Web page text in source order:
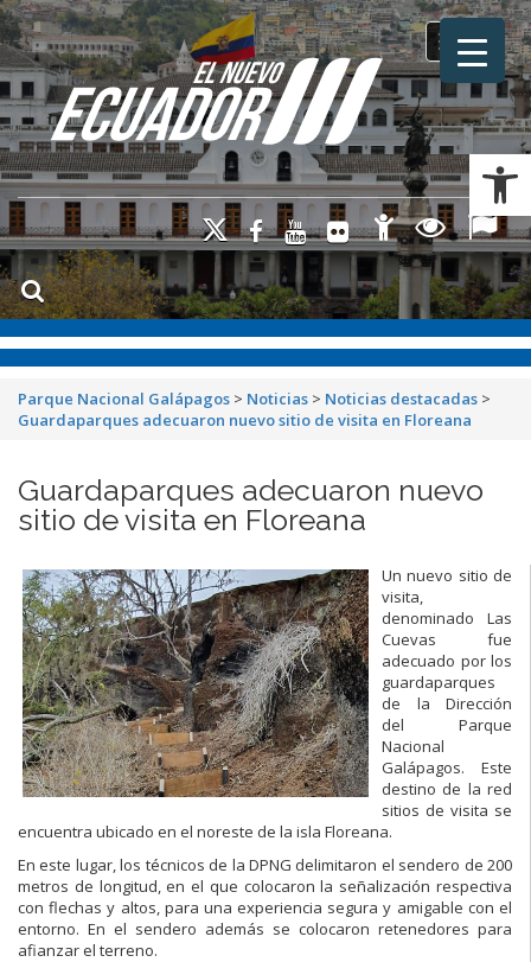
Toggle
Parque Nacional Galápagos > Noticias > Noticias destacadas >
Guardaparques adecuaron nuevo sitio de visita en Floreana
Guardaparques adecuaron nuevo
sitio de visita en Floreana
Un nuevo sitio de
visita,
denominado Las
Cuevas fue
adecuado por los
guardaparques
de la Dirección
del Parque
Nacional
Galápagos. Este
destino de la red
sitios de visita se
encuentra ubicado en el noreste de la isla Floreana.
En este lugar, los técnicos de la DPNG delimitaron el sendero de 200
metros de longitud, en el que colocaron la señalización respectiva
con flechas y altos, para una experiencia segura y amigable con el
entorno. En el sendero además se colocaron retenedores para
afianzar el terreno.